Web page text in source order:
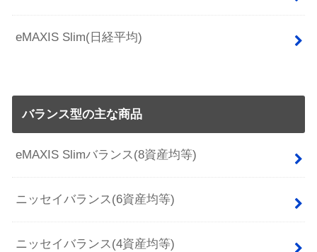
eMAXIS Slim(日経平均)
バランス型の主な商品
eMAXIS Slimバランス(8資産均等)
ニッセイバランス(6資産均等)
ニッセイバランス(4資産均等)